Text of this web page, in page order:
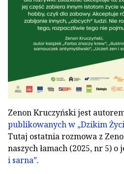
Zenon Kruczyński jest
publikowanych w „Dzikim
Tutaj ostatnia rozmowa z
naszych łamach (2025, nr 5) o
i sarna”.